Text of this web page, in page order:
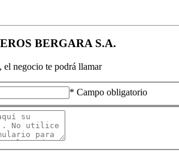
BERGARA S.A.
el negocio te podrá llamar
* Campo obligatorio